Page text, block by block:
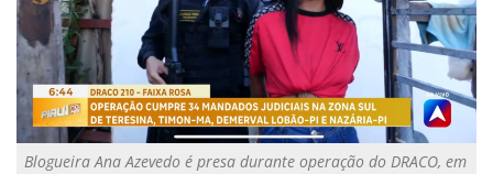
Blogueira Ana Azevedo é presa durante operação do DRACO, em